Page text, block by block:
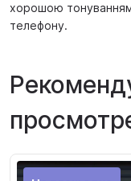
хорошою
телефону.